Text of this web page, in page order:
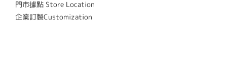
門市據點 Store Location
企業訂製Customization